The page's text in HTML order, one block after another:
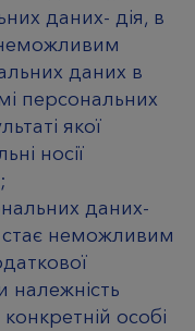
даних- дія, в
неможливим
даних в
персональних
якої
носії
даних-
стає неможливим
належність
особі